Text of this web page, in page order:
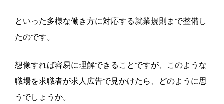
といった多様な働き方に対応する就業規則まで整備し
たのです。
想像すれば容易に理解できることですが、このような
職場を求職者が求人広告で見かけたら、どのように思
うでしょうか。